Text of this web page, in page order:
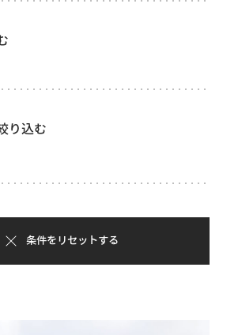
り込む
条件をリセットする